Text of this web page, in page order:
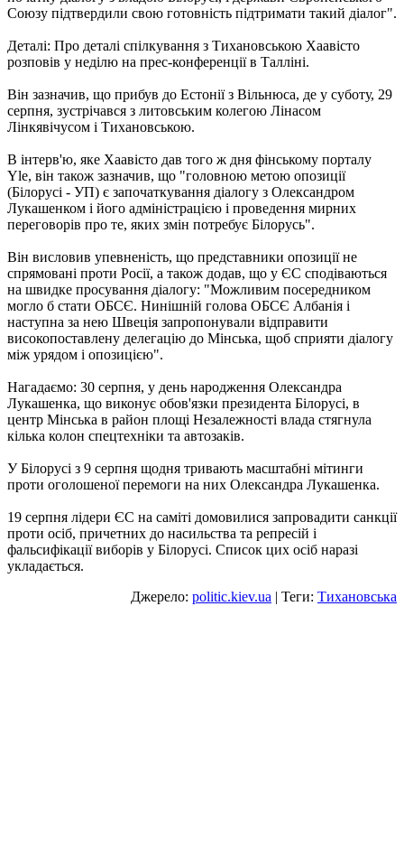
Союзу підтвердили свою готовність підтримати такий діалог".
Деталі: Про деталі спілкування з Тихановською Хаавісто
розповів у неділю на прес-конференції в Талліні.
Він зазначив, що прибув до Естонії з Вільнюса, де у суботу, 29
серпня, зустрічався з литовським колегою Лінасом
Лінкявічусом і Тихановською.
В інтерв'ю, яке Хаавісто дав того ж дня фінському порталу
Yle, він також зазначив, що "головною метою опозиції
(Білорусі - УП) є започаткування діалогу з Олександром
Лукашенком і його адміністрацією і проведення мирних
переговорів про те, яких змін потребує Білорусь".
Він висловив упевненість, що представники опозиції не
спрямовані проти Росії, а також додав, що у ЄС сподіваються
на швидке просування діалогу: "Можливим посередником
могло б стати ОБСЄ. Нинішній голова ОБСЄ Албанія і
наступна за нею Швеція запропонували відправити
високопоставлену делегацію до Мінська, щоб сприяти діалогу
між урядом і опозицією".
Нагадаємо: 30 серпня, у день народження Олександра
Лукашенка, що виконує обов'язки президента Білорусі, в
центр Мінська в район площі Незалежності влада стягнула
кілька колон спецтехніки та автозаків.
У Білорусі з 9 серпня щодня тривають масштабні мітинги
проти оголошеної перемоги на них Олександра Лукашенка.
19 серпня лідери ЄС на саміті домовилися запровадити санкції
проти осіб, причетних до насильства та репресій і
фальсифікації виборів у Білорусі. Список цих осіб наразі
укладається.
Джерело: politic.kiev.ua | Теги: Тихановська